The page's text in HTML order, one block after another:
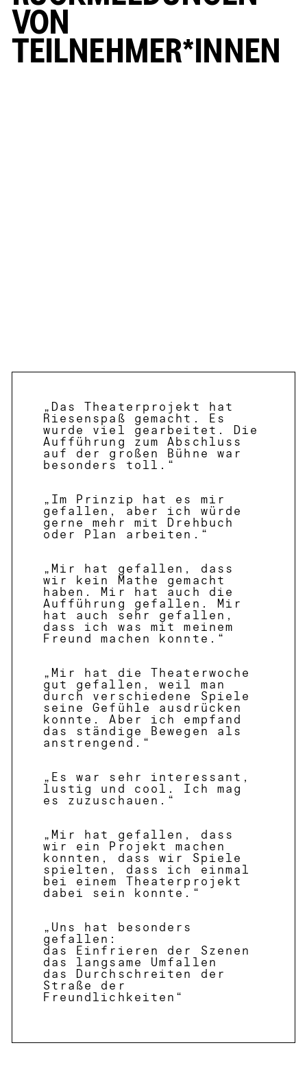
VON
TEILNEHMER*INNEN
„Das Theaterprojekt hat
Riesenspaß gemacht. Es
wurde viel gearbeitet. Die
Aufführung zum Abschluss
auf der großen Bühne war
besonders toll.“
„Im Prinzip hat es mir
gefallen, aber ich würde
gerne mehr mit Drehbuch
oder Plan arbeiten.“
„Mir hat gefallen, dass
wir kein Mathe gemacht
haben. Mir hat auch die
Aufführung gefallen. Mir
hat auch sehr gefallen,
dass ich was mit meinem
Freund machen konnte.“
„Mir hat die Theaterwoche
gut gefallen, weil man
durch verschiedene Spiele
seine Gefühle ausdrücken
konnte. Aber ich empfand
das ständige Bewegen als
anstrengend.“
„Es war sehr interessant,
lustig und cool. Ich mag
es zuzuschauen.“
„Mir hat gefallen, dass
wir ein Projekt machen
konnten, dass wir Spiele
spielten, dass ich einmal
bei einem Theaterprojekt
dabei sein konnte.“
„Uns hat besonders
gefallen:
das Einfrieren der Szenen
das langsame Umfallen
das Durchschreiten der
Straße der
Freundlichkeiten“